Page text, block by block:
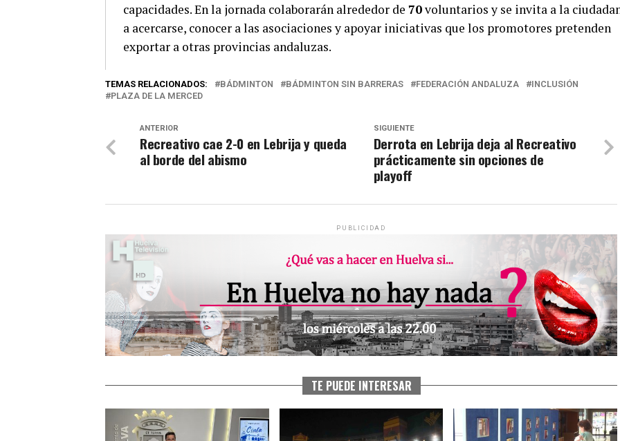
capacidades. En la jornada colaborarán alrededor de 70voluntarios y se invita a la
a acercarse, conocer a las asociaciones y apoyar iniciativas que los promotores pretenden
exportar a otras provincias andaluzas.
TEMAS RELACIONADOS: BÁDMINTON BÁDMINTON SIN BARRERAS FEDERACIÓN ANDALUZA
INCLUSIÓN
PLAZA DE LA MERCED
SIGUIENTE
Derrota en Lebrija deja al Recreativo
prácticamente sin opciones de
playoff
ANTERIOR
Recreativo cae 2-0 en Lebrija y queda
al borde del abismo
PUBLICIDAD
TE PUEDE INTERESAR